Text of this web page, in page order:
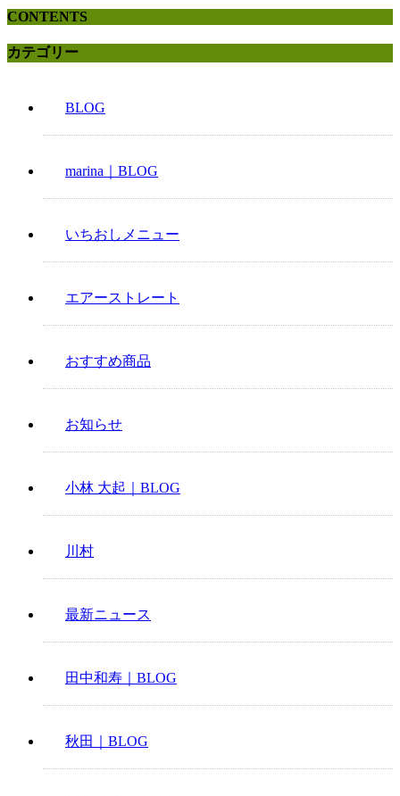
CONTENTS
カテゴリー
BLOG
marina｜BLOG
いちおしメニュー
エアーストレート
おすすめ商品
お知らせ
小林 大起｜BLOG
川村
最新ニュース
田中和寿｜BLOG
秋田｜BLOG